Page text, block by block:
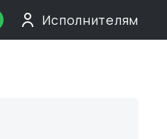
Исполнителям